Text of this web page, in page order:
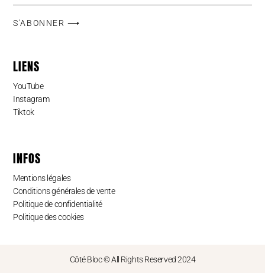
S'ABONNER ⟶
LIENS
YouTube
Instagram
Tiktok
INFOS
Mentions légales
Conditions générales de vente
Politique de confidentialité
Politique des cookies
Côté Bloc © All Rights Reserved 2024